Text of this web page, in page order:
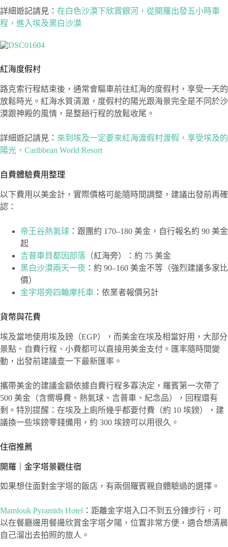
詳細遊記請見： 在白色沙漠下欣賞銀河，從開羅出發五小時車
程，進入埃及黑白沙漠
紅海度假村
路克索行程結束後，通常會驅車前往紅海的度假村，享受一天的
放鬆時光。紅海水質清澈，度假村的陽光跟海景完全是不同於沙
漠跟神殿的風情，是整趟行程的放鬆收尾。
詳細遊記請見： 來到埃及一定要來紅海渡假村渡假，享受埃及的
陽光，Caribbean World Resort
自費體驗費用整理
以下費用以美金計，實際價格可能隨時間調整，建議出發前再確
認：
帝王谷熱氣球 ：跟團約 170–180 美金，自行報名約 90 美金
起
吉普車貝都因部落 （紅海旁）：約 75 美金
黑白沙漠兩天一夜 ：約 90–160 美金不等（強烈建議多家比
價）
金字塔旁四輪摩托車 ：依業者報價另計
貨幣與花費
埃及當地使用埃及鎊（EGP），而美金在埃及相當好用，大部分
景點、自費行程、小費都可以直接用美金支付。匯率隨時間變
動，出發前建議查一下最新匯率。
攜帶美金的建議金額依據自費行程多寡決定，羅賓第一次帶了
500 美金（含嚮導費、熱氣球、吉普車、紀念品），回程還有
剩。特別提醒：在埃及上廁所幾乎都要付費（約 10 埃鎊），建
議換一些埃鎊零錢備用，約 300 埃鎊可以用很久。
住宿推薦
開羅｜金字塔景觀住宿
如果想住面對金字塔的飯店，有兩個羅賓親自體驗過的選擇。
Mamlouk Pyramids Hotel ：距離金字塔入口不到五分鐘步行，可
以在餐廳邊用餐邊欣賞金字塔夕陽，位置非常方便，適合想清晨
自己溜出去拍照的旅人。